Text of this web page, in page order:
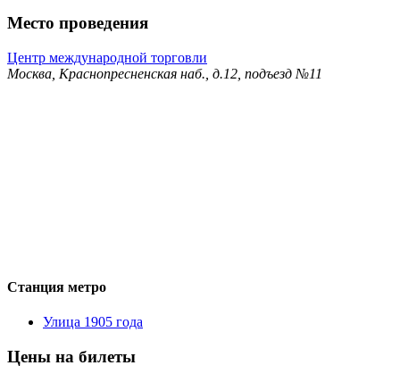
Место проведения
Центр международной торговли
Москва, Краснопресненская наб., д.12, подъезд №11
Станция метро
Улица 1905 года
Цены на билеты